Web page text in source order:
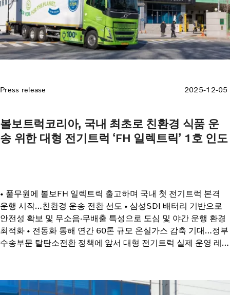
Press release 2025-12-05
볼보트럭코리아, 국내 최초로 친환경 식품 운
송 위한 대형 전기트럭 ‘FH 일렉트릭’ 1호 인도
• 풀무원에 볼보FH 일렉트릭 출고하며 국내 첫 전기트럭 본격
운행 시작…친환경 운송 전환 선도 • 삼성SDI 배터리 기반으로
안전성 확보 및 무소음·무배출 특성으로 도심 및 야간 운행 환경
최적화 • 전동화 통해 연간 60톤 규모 온실가스 감축 기대…정부
수송부문 탈탄소전환 정책에 앞서 대형 전기트럭 실제 운영 레퍼